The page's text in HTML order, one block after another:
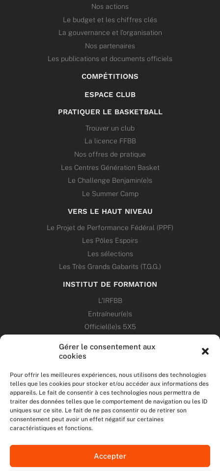
Gérer le consentement aux
cookies
Pour offrir les meilleures expériences, nous utilisons des technologies
telles que les cookies pour stocker et/ou accéder aux informations des
appareils. Le fait de consentir à ces technologies nous permettra de
traiter des données telles que le comportement de navigation ou les ID
uniques sur ce site. Le fait de ne pas consentir ou de retirer son
consentement peut avoir un effet négatif sur certaines
caractéristiques et fonctions.
Accepter
Nos actions
Le budget et les chiffres clés
La gouvernance et l’organisation
Nos partenaires
Les publications et documents officiels
COMPÉTITIONS
ESPACE CLUB
PRATIQUER LE BASKETBALL
Trouver un club
La licence FFBB
Nos offres de pratique
Les Centres Génération Basket
Le Challenge Benjamin(e)s
Le Summer Camp
VERS LE HAUT NIVEAU
Le Projet de Performance Fédéral (PPF)
Les Pôles Espoirs
Les sélections
Les Très Grands Gabarits (T.G.G.)
INSTITUT DE FORMATION
L’IRFBB
Entraîneur(e)s
Officiel(le)s 5X5
ANNONCES
ÉVÉNEMENTS
NOS RÉSEAUX SOCIAUX
T
I